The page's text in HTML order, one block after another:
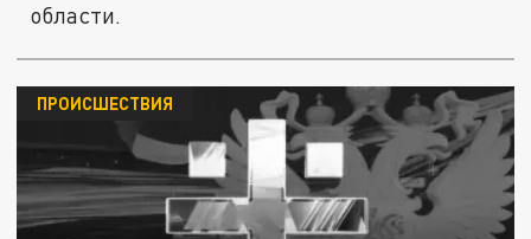
области.
ПРОИСШЕСТВИЯ